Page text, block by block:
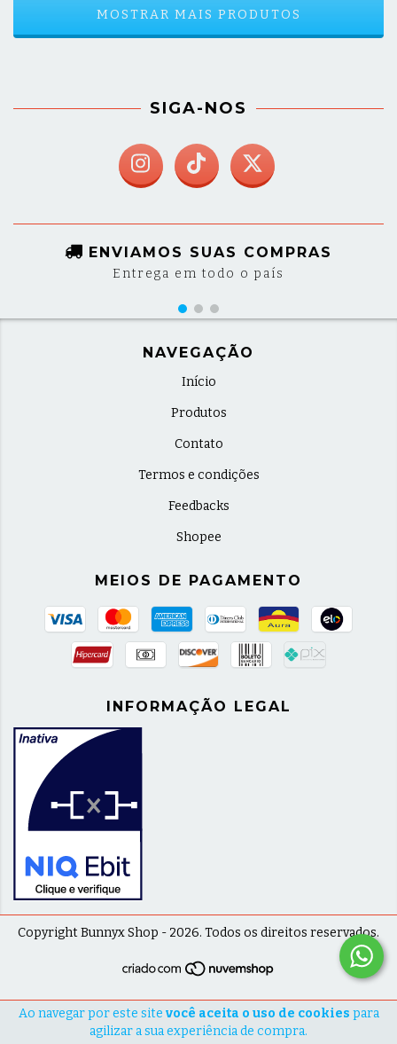
Ao navegar por este site você aceita o uso de cookies para
agilizar a sua experiência de compra.
MOSTRAR MAIS PRODUTOS
SIGA-NOS
ENVIAMOS SUAS COMPRAS
Entrega em todo o país
NAVEGAÇÃO
Início
Produtos
Contato
Termos e condições
Feedbacks
Shopee
MEIOS DE PAGAMENTO
INFORMAÇÃO LEGAL
Copyright Bunnyx Shop - 2026. Todos os direitos reservados.